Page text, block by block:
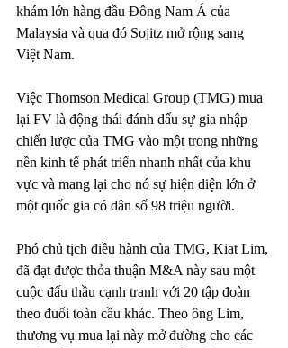
khám lớn hàng đầu Đông Nam Á của
Malaysia và qua đó Sojitz mở rộng sang
Việt Nam.
Việc Thomson Medical Group (TMG) mua
lại FV là động thái đánh dấu sự gia nhập
chiến lược của TMG vào một trong những
nền kinh tế phát triển nhanh nhất của khu
vực và mang lại cho nó sự hiện diện lớn ở
một quốc gia có dân số 98 triệu người.
Phó chủ tịch điều hành của TMG, Kiat Lim,
đã đạt được thỏa thuận M&A này sau một
cuộc đấu thầu cạnh tranh với 20 tập đoàn
theo đuổi toàn cầu khác. Theo ông Lim,
thương vụ mua lại này mở đường cho các